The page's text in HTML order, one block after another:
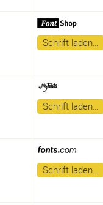
Schrift laden…
Schrift laden…
Schrift laden…